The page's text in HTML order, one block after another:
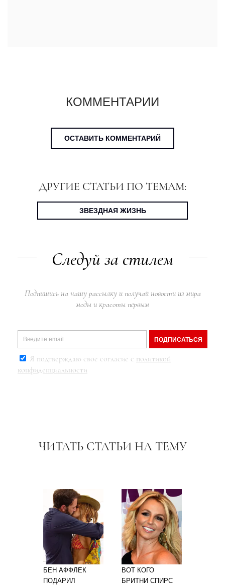
КОММЕНТАРИИ
ОСТАВИТЬ КОММЕНТАРИЙ
ДРУГИЕ СТАТЬИ ПО ТЕМАМ:
ЗВЕЗДНАЯ ЖИЗНЬ
Следуй за стилем
Подпишись на нашу рассылку и получай новости из мира
моды и красоты первым
ПОДПИСАТЬСЯ
Я подтверждаю свое согласие с политикой
конфиденциальности
ЧИТАТЬ СТАТЬИ НА ТЕМУ
БЕН АФФЛЕК
ПОДАРИЛ
ВОТ КОГО
БРИТНИ СПИРС